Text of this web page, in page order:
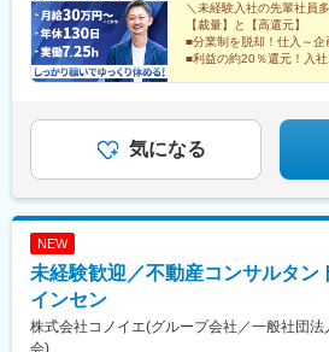
＼未経験入社の先輩社員
【裁量】と【高還元】
■分業制を脱却！仕入～
■利益の約20％還元！入
経験者も稼ぎやすさ◎
気になる
NEW
未経験歓迎／不動産コンサルタン
インセン
株式会社コノイエ(グループ会社／一般社団
会)